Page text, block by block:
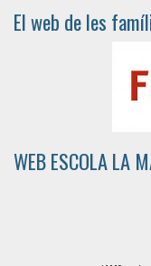
El web de les
WEB ESCOLA LA